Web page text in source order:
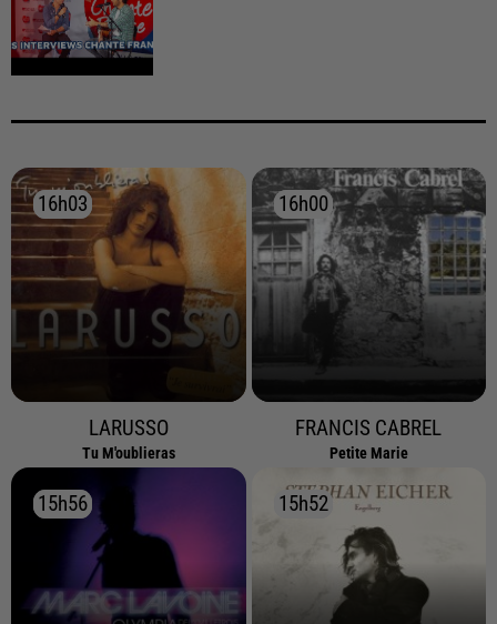
16h03
16h03
LARUSSO
Tu M'oublieras
16h00
16h00
FRANCIS CABREL
Petite Marie
15h56
15h56 15h52
15h52